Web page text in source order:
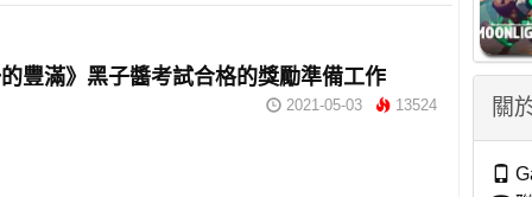
豐滿》黑子醬考試合格的獎勵準備工作
2021-05-03 13524 關